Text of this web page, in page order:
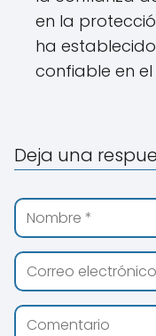
en la
ha
confiable en
Deja una